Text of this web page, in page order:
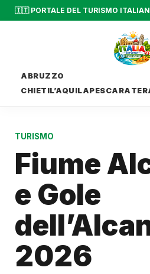
🇮🇹 PORTALE DEL TURISMO
ABRUZZO
CHIETIL’AQUILAPESCARA
TURISMO
Fiume
e Gole
2026